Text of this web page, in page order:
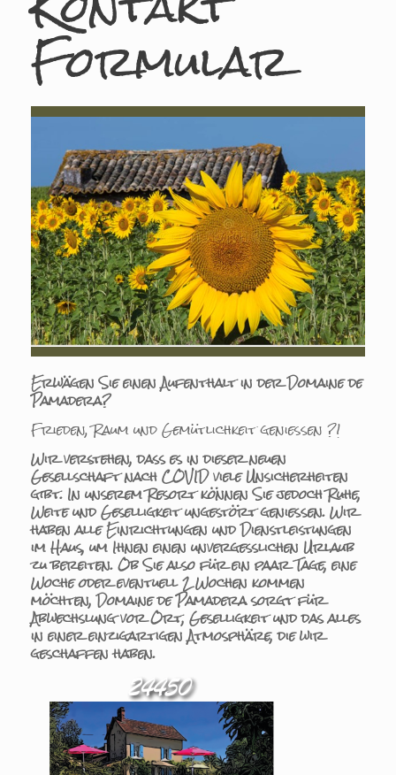
Formular
Erwägen Sie einen Aufenthalt in der Domaine de
Pamadera?
Frieden, Raum und Gemütlichkeit genießen ?!
Wir verstehen, dass es in dieser neuen
Gesellschaft nach COVID viele Unsicherheiten
gibt. In unserem Resort können Sie jedoch Ruhe,
Weite und Geselligkeit ungestört genießen. Wir
haben alle Einrichtungen und Dienstleistungen
im Haus, um Ihnen einen unvergesslichen Urlaub
zu bereiten. Ob Sie also für ein paar Tage, eine
Woche oder eventuell 2 Wochen kommen
möchten, Domaine de Pamadera sorgt für
Abwechslung vor Ort, Geselligkeit und das alles
in einer einzigartigen Atmosphäre, die wir
geschaffen haben.